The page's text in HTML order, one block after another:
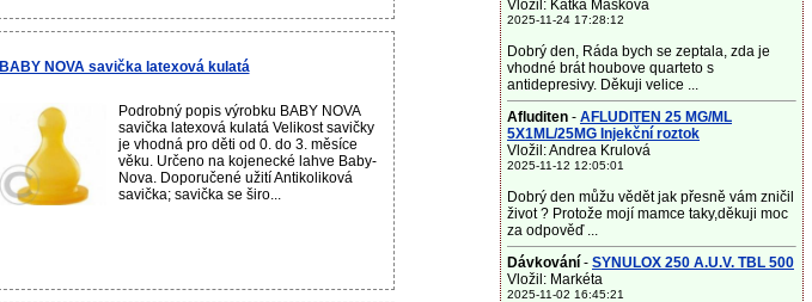
BABY NOVA savička latexová kulatá
Podrobný popis výrobku BABY NOVA
savička latexová kulatá Velikost savičky
je vhodná pro děti od 0. do 3. měsíce
věku. Určeno na kojenecké lahve Baby-
Nova. Doporučené užití Antikoliková
savička; savička se širo...
Vložil: Katka Mašková
2025-11-24 17:28:12
Dobrý den, Ráda bych se zeptala, zda je
vhodné brát houbove quarteto s
antidepresivy. Děkuji velice ...
Afluditen - AFLUDITEN 25 MG/ML
5X1ML/25MG Injekční roztok
Vložil: Andrea Krulová
2025-11-12 12:05:01
Dobrý den můžu vědět jak přesně vám zničil
život ? Protože mojí mamce taky,děkuji moc
za odpověď ...
Dávkování - SYNULOX 250 A.U.V. TBL 500
Vložil: Markéta
2025-11-02 16:45:21